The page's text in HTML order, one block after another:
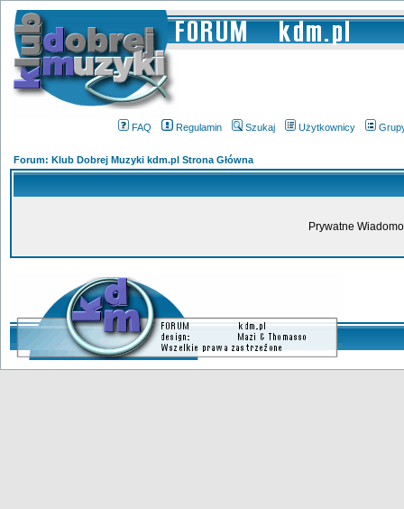
FAQ Regulamin Szukaj Użytkownicy
Forum: Klub Dobrej Muzyki kdm.pl Strona Główna
Prywatne